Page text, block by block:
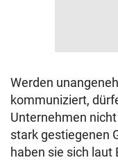
Werden
kommuniziert,
Unternehmen
stark gestiegenen
haben sie sich laut